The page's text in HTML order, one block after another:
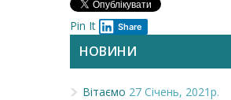
Pin It Share
НОВИНИ
Вітаємо 27 Січень, 2021р.